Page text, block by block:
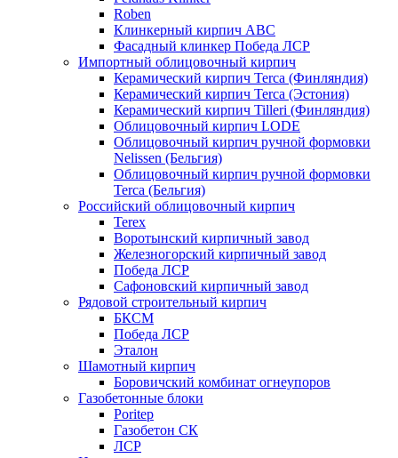
Roben
Клинкерный кирпич ABC
Фасадный клинкер Победа ЛСР
Импортный облицовочный кирпич
Керамический кирпич Terca (Финляндия)
Керамический кирпич Terca (Эстония)
Керамический кирпич Tilleri (Финляндия)
Облицовочный кирпич LODE
Облицовочный кирпич ручной формовки
Nelissen (Бельгия)
Облицовочный кирпич ручной формовки
Terca (Бельгия)
Российский облицовочный кирпич
Terex
Воротынский кирпичный завод
Железногорский кирпичный завод
Победа ЛСР
Сафоновский кирпичный завод
Рядовой строительный кирпич
БКСМ
Победа ЛСР
Эталон
Шамотный кирпич
Боровичский комбинат огнеупоров
Газобетонные блоки
Poritep
Газобетон СК
ЛСР